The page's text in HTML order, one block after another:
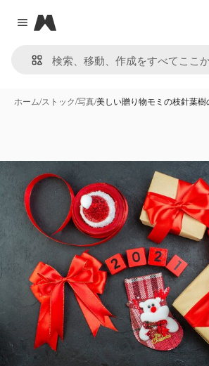
Close menu
Magnific
ホーム/ストック/写真/美しい贈り物モミの枝針葉